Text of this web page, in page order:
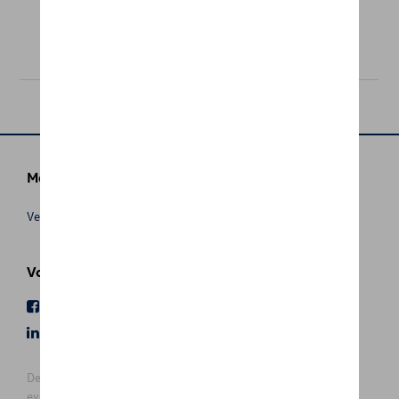
Meer info
Verkoopsvoorwaarden
Volg Ons
De prijzen op deze site zijn adviesprijzen (incl. btw), exclusief
eventuele installatiekosten. Voor meer informatie over de